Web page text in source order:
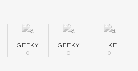
GEEKY
0
GEEKY
0
LIKE
0